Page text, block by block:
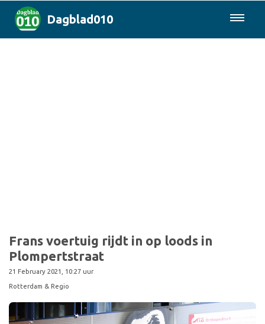
Dagblad010
Frans voertuig rijdt in op loods in
Plompertstraat
21 February 2021, 10:27 uur
Rotterdam & Regio